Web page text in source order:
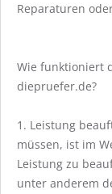
Reparaturen
Wie funktioniert
diepruefer.de?
1. Leistung
müssen, ist im
Leistung zu
unter anderem